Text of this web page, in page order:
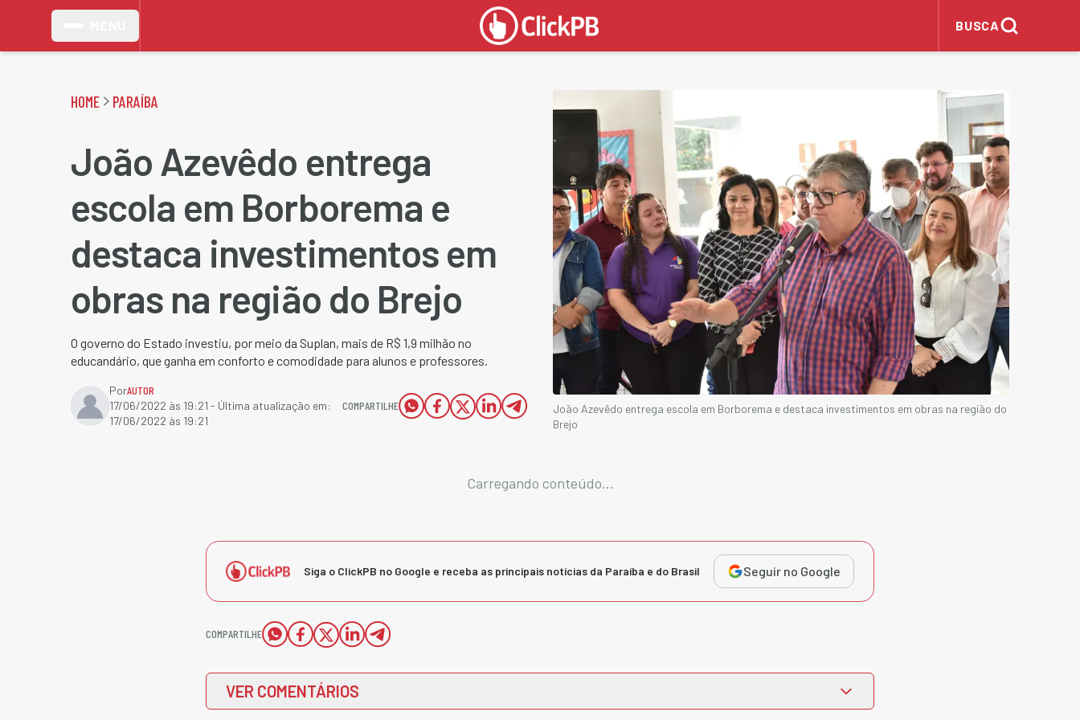
BUSCA
HOME PARAÍBA
João Azevêdo entrega
escola em Borborema e
destaca investimentos em
obras na região do Brejo
O governo do Estado investiu, por meio da Suplan, mais de R$ 1,9 milhão no
educandário, que ganha em conforto e comodidade para alunos e professores.
PorAUTOR
17/06/2022 às 19:21 - Última atualização em:
17/06/2022 às 19:21
COMPARTILHE
João Azevêdo entrega escola em Borborema e destaca investimentos em obras na região do
Brejo
Carregando conteúdo...
Siga o ClickPB no Google e receba as principais notícias da Paraíba e do Brasil Seguir no Google
COMPARTILHE
VER COMENTÁRIOS